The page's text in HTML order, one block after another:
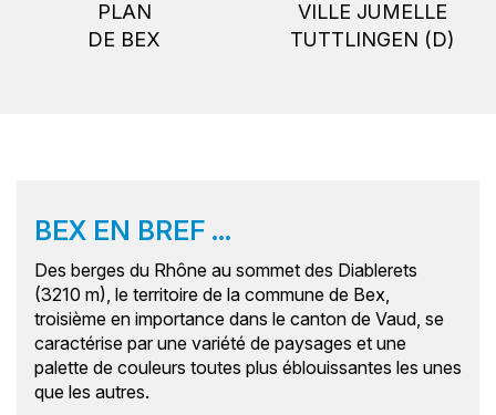
PLAN
DE BEX
VILLE JUMELLE
TUTTLINGEN (D)
BEX EN BREF ...
Des berges du Rhône au sommet des Diablerets
(3210 m), le territoire de la commune de Bex,
troisième en importance dans le canton de Vaud, se
caractérise par une variété de paysages et une
palette de couleurs toutes plus éblouissantes les unes
que les autres.